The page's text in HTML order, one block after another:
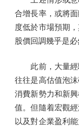
合增長率，或將
度低於市場預期
股價回調幾乎是必
此前，大量經
往往是高估值泡
消費新勢力和新
值。但隨着宏觀
以及對企業盈利